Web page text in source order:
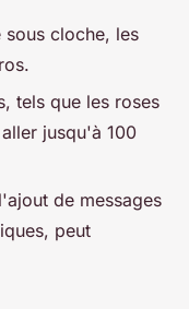
sous cloche, les
tels que les roses
jusqu'à 100
de messages
peut